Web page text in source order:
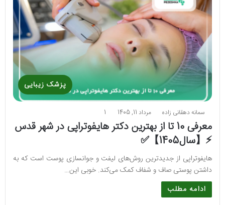
پزشک زیبایی
سمانه دهقانی زاده مرداد 11, 1405 1
معرفی 10 تا از بهترین دکتر هایفوتراپی در شهر قدس
⚡️【سال1405】✅
هایفوتراپی از جدیدترین روش‌های لیفت و جوانسازی پوست است که به
داشتن پوستی صاف و شفاف کمک می‌کند. خوبی این…
ادامه مطلب